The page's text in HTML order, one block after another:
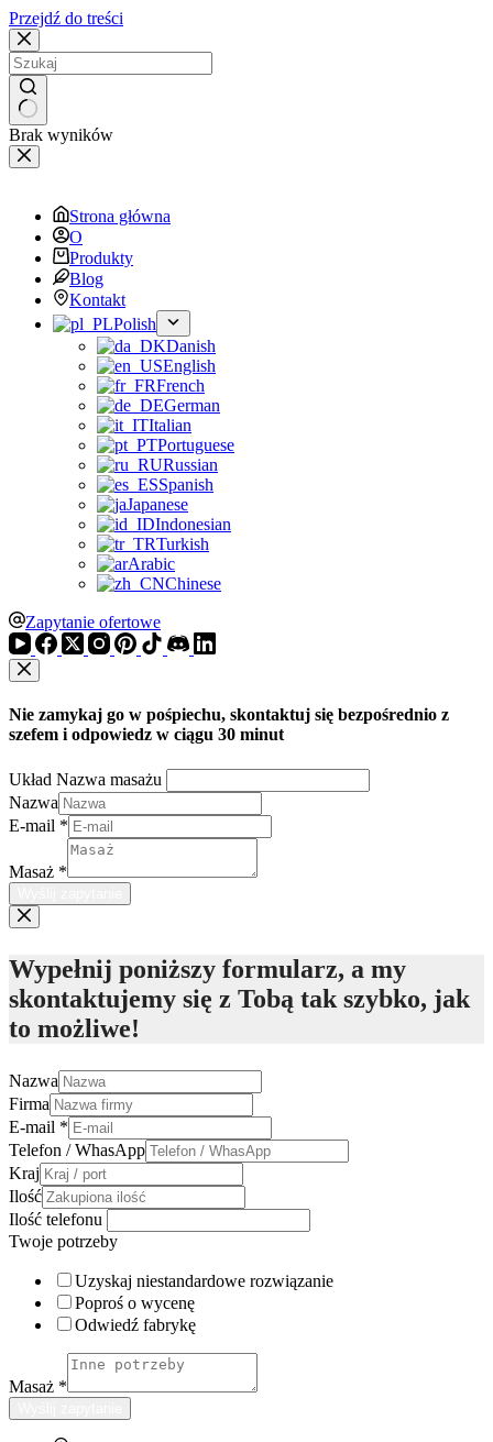
Przejdź do treści
Brak wyników
Strona główna
O
Produkty
Blog
Kontakt
Polish
Danish
English
French
German
Italian
Portuguese
Russian
Spanish
Japanese
Indonesian
Turkish
Arabic
Chinese
Zapytanie ofertowe
Nie zamykaj go w pośpiechu, skontaktuj się bezpośrednio z
szefem i odpowiedz w ciągu 30 minut
Układ Nazwa masażu
Nazwa
E-mail *
Masaż *
Wypełnij poniższy formularz, a my
skontaktujemy się z Tobą tak szybko, jak
to możliwe!
Nazwa
Firma
E-mail *
Telefon / WhasApp
Kraj
Ilość
Ilość telefonu
Twoje potrzeby
Uzyskaj niestandardowe rozwiązanie
Poproś o wycenę
Odwiedź fabrykę
Masaż *